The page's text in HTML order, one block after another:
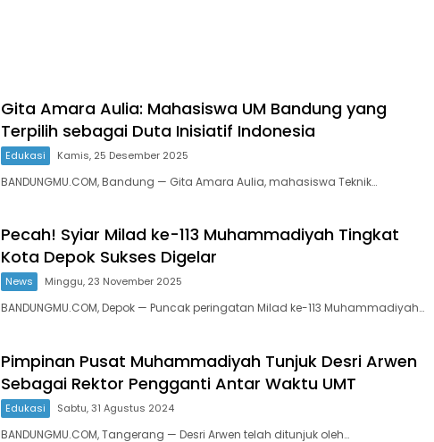
Gita Amara Aulia: Mahasiswa UM Bandung yang
Terpilih sebagai Duta Inisiatif Indonesia
Edukasi Kamis, 25 Desember 2025
BANDUNGMU.COM, Bandung — Gita Amara Aulia, mahasiswa Teknik…
Pecah! Syiar Milad ke-113 Muhammadiyah Tingkat
Kota Depok Sukses Digelar
News Minggu, 23 November 2025
BANDUNGMU.COM, Depok — Puncak peringatan Milad ke-113 Muhammadiyah…
Pimpinan Pusat Muhammadiyah Tunjuk Desri Arwen
Sebagai Rektor Pengganti Antar Waktu UMT
Edukasi Sabtu, 31 Agustus 2024
BANDUNGMU.COM, Tangerang — Desri Arwen telah ditunjuk oleh…